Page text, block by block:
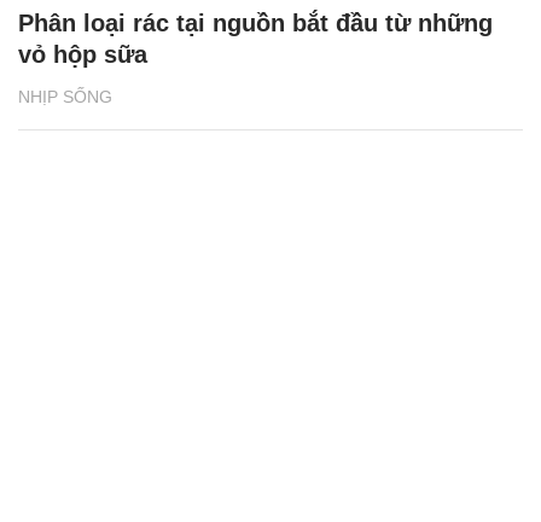
NHỊP SỐNG
Phân loại rác tại nguồn bắt đầu từ những
vỏ hộp sữa